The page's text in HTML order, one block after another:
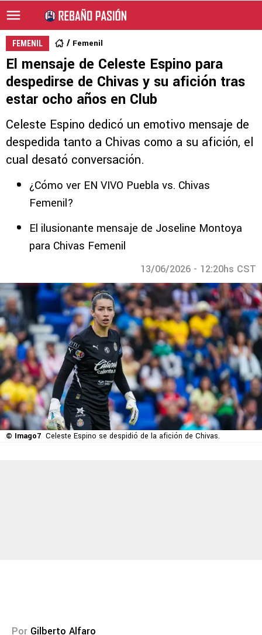
FEMENIL Femenil
El mensaje de Celeste Espino para
despedirse de Chivas y su afición tras
estar ocho años en Club
Celeste Espino dedicó un emotivo mensaje de
despedida tanto a Chivas como a su afición, el
cual desató conversación.
¿Cómo ver EN VIVO Puebla vs. Chivas
Femenil?
El ilusionante mensaje de Joseline Montoya
para Chivas Femenil
13/06/2026 - 12:20hs CST
© Imago7 Celeste Espino se despidió de la afición de Chivas.
Por Gilberto Alfaro